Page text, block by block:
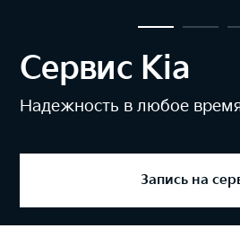
Сервис Kia
Надежность в любое
Запись на